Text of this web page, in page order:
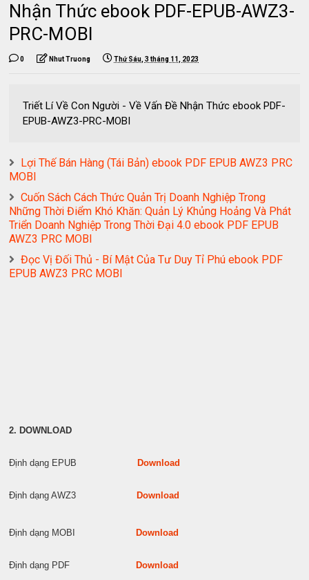
Nhận Thức ebook PDF-EPUB-AWZ3-
PRC-MOBI
0 Nhut Truong Thứ Sáu, 3 tháng 11, 2023
Triết Lí Về Con Người - Về Vấn Đề Nhận Thức ebook PDF-
EPUB-AWZ3-PRC-MOBI
Lợi Thế Bán Hàng (Tái Bản) ebook PDF EPUB AWZ3 PRC
MOBI
Cuốn Sách Cách Thức Quản Trị Doanh Nghiệp Trong
Những Thời Điểm Khó Khăn: Quản Lý Khủng Hoảng Và Phát
Triển Doanh Nghiệp Trong Thời Đại 4.0 ebook PDF EPUB
AWZ3 PRC MOBI
Đọc Vị Đối Thủ - Bí Mật Của Tư Duy Tỉ Phú ebook PDF
EPUB AWZ3 PRC MOBI
2. DOWNLOAD
Định dạng EPUB Download
Định dạng AWZ3 Download
Định dạng MOBI Download
Định dạng PDF Download